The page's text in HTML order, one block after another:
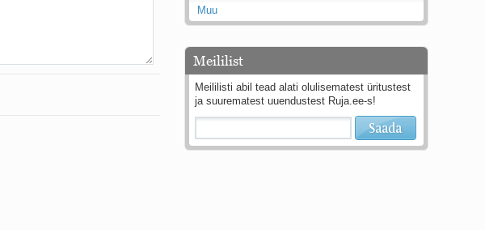
Muu
Meililist
Meililisti abil tead alati olulisematest üritustest
ja suurematest uuendustest Ruja.ee-s!